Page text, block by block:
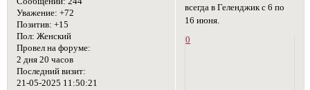
Уважение: +72
Позитив: +15
Пол: Женский
Провел на форуме:
2 дня 20 часов
Последний визит:
21-05-2025 11:50:21
всегда в Геленджик с 6 по
16 июня.
0